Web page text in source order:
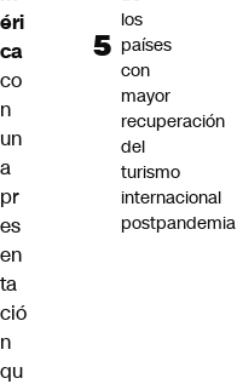
éri
ca
co
n
un
a
pr
es
en
ta
ció
n
qu
los
países
con
mayor
recuperación
del
turismo
internacional
postpandemia